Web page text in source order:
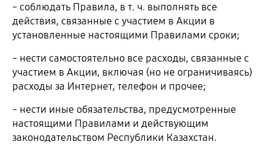
˗ соблюдать Правила, в т. ч. выполнять все
действия, связанные с участием в Акции в
установленные настоящими Правилами сроки;
˗ нести самостоятельно все расходы, связанные с
участием в Акции, включая (но не ограничиваясь)
расходы за Интернет, телефон и прочее;
˗ нести иные обязательства, предусмотренные
настоящими Правилами и действующим
законодательством Республики Казахстан.